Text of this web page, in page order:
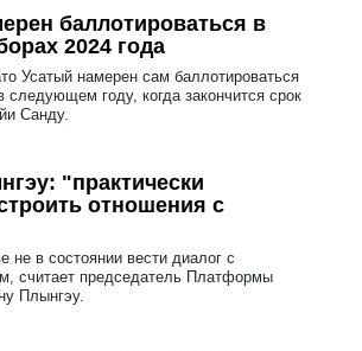
баллотироваться в
2024 года
Усатый намерен сам баллотироваться
следующем году, когда закончится срок
Санду.
"практически
отношения с
в состоянии вести диалог с
считает председатель Платформы
Плынгэу.